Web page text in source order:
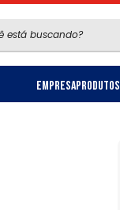
EmpresaProdutos